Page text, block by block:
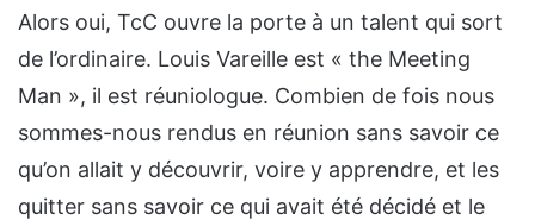
Alors oui, TcC ouvre la porte à un talent qui sort
de l’ordinaire. Louis Vareille est « the Meeting
Man », il est réuniologue. Combien de fois nous
sommes-nous rendus en réunion sans savoir ce
qu’on allait y découvrir, voire y apprendre, et les
quitter sans savoir ce qui avait été décidé et le